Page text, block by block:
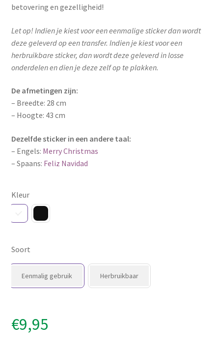
betovering en gezelligheid!
Let op! Indien je kiest voor een eenmalige sticker dan wordt
deze geleverd op een transfer. Indien je kiest voor een
herbruikbare sticker, dan wordt deze geleverd in losse
onderdelen en dien je deze zelf op te plakken.
De afmetingen zijn:
– Breedte: 28 cm
– Hoogte: 43 cm
Dezelfde sticker in een andere taal:
– Engels: Merry Christmas
– Spaans: Feliz Navidad
Kleur
Soort
Eenmalig gebruik Herbruikbaar
€9,95